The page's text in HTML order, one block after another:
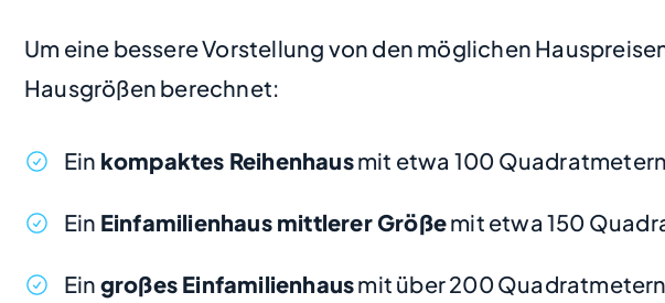
Um eine bessere Vorstellung von den möglichen
Hausgrößen berechnet:
Ein kompaktes Reihenhausmit etwa 100
Ein Einfamilienhaus mittlerer Größemit etwa 150
Ein großes Einfamilienhausmit über 200